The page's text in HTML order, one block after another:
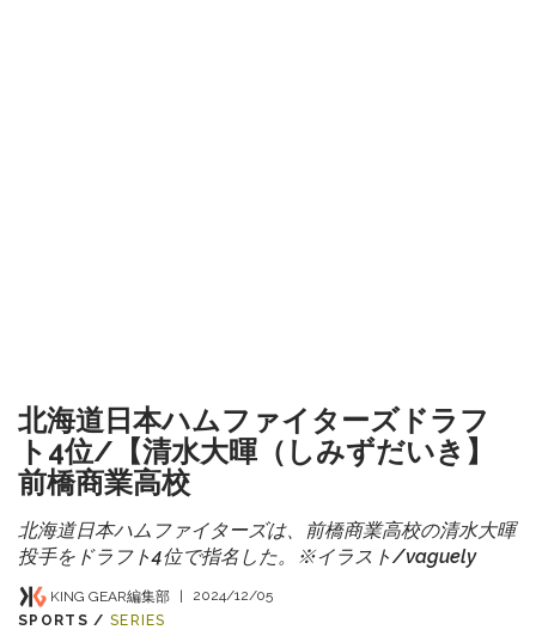
北海道日本ハムファイターズドラフ
ト4位/【清水大暉（しみずだいき】
前橋商業高校
北海道日本ハムファイターズは、前橋商業高校の清水大暉
投手をドラフト4位で指名した。※イラスト/vaguely
KING GEAR編集部 |
2024/12/05
SPORTS / SERIES